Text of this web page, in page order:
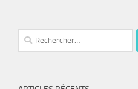
Rechercher :